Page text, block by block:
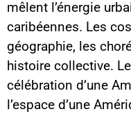
mêlent l’énergie
caribéennes. Les
géographie, les
histoire collective.
célébration d’une
l’espace d’une